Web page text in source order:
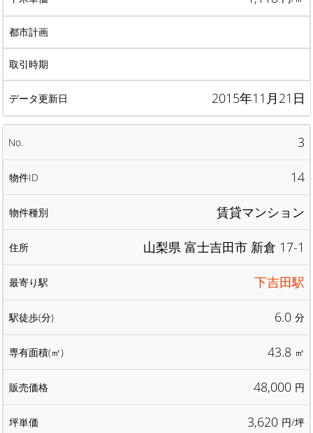
2015年11月21日
3
14
賃貸マンション
山梨県 富士吉田市 新倉 17-1
下吉田駅
6.0 分
43.8 ㎡
48,000 円
3,620 円/坪